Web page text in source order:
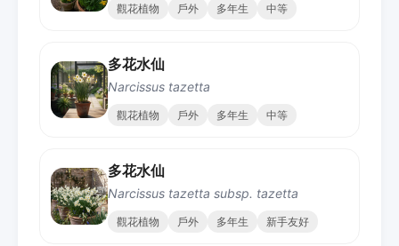
觀花植物 戶外 多年生 中等
多花水仙
Narcissus tazetta
觀花植物 戶外 多年生 中等
多花水仙
Narcissus tazetta subsp. tazetta
觀花植物 戶外 多年生 新手友好